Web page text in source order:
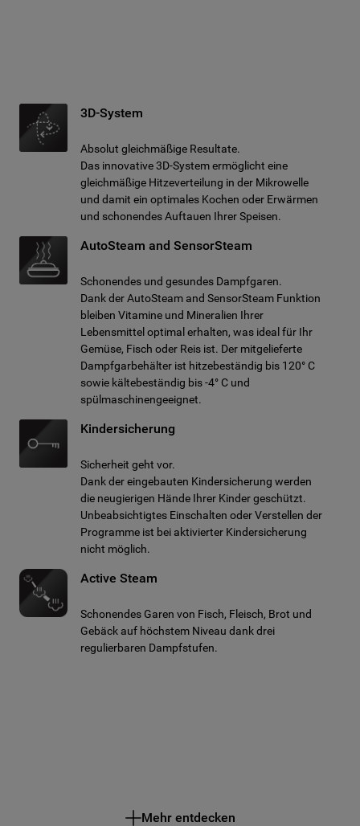
3D-System
Absolut gleichmäßige Resultate.
Das innovative 3D-System ermöglicht eine
gleichmäßige Hitzeverteilung in der Mikrowelle
und damit ein optimales Kochen oder Erwärmen
und schonendes Auftauen Ihrer Speisen.
AutoSteam and SensorSteam
Schonendes und gesundes Dampfgaren.
Dank der AutoSteam and SensorSteam Funktion
bleiben Vitamine und Mineralien Ihrer
Lebensmittel optimal erhalten, was ideal für Ihr
Gemüse, Fisch oder Reis ist. Der mitgelieferte
Dampfgarbehälter ist hitzebeständig bis 120° C
sowie kältebeständig bis -4° C und
spülmaschinengeeignet.
Kindersicherung
Sicherheit geht vor.
Dank der eingebauten Kindersicherung werden
die neugierigen Hände Ihrer Kinder geschützt.
Unbeabsichtigtes Einschalten oder Verstellen der
Programme ist bei aktivierter Kindersicherung
nicht möglich.
Active Steam
Schonendes Garen von Fisch, Fleisch, Brot und
Gebäck auf höchstem Niveau dank drei
regulierbaren Dampfstufen.
Mehr entdecken